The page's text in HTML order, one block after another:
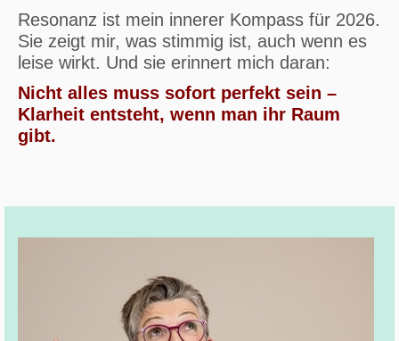
Resonanz ist mein innerer Kompass für 2026.
Sie zeigt mir, was stimmig ist, auch wenn es
leise wirkt. Und sie erinnert mich daran:
Nicht alles muss sofort perfekt sein –
Klarheit entsteht, wenn man ihr Raum
gibt.